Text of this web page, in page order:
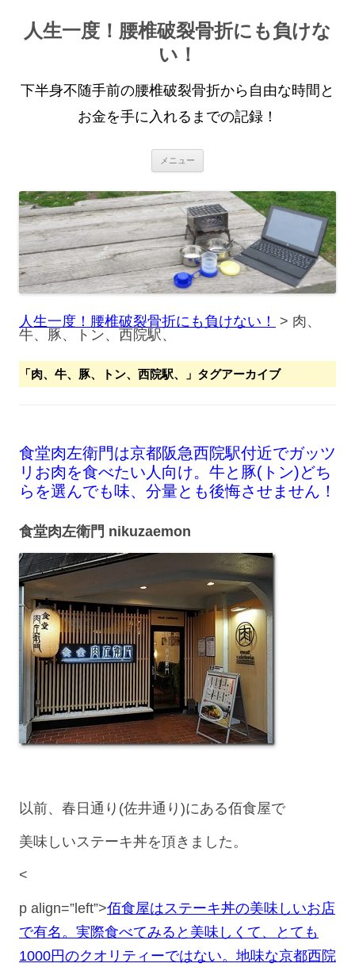
人生一度！腰椎破裂骨折にも負けな
い！
下半身不随手前の腰椎破裂骨折から自由な時間と
お金を手に入れるまでの記録！
メニュー
ン
ツ
へ
ス
キ
ッ
プ
人生一度！腰椎破裂骨折にも負けない！ > 肉、
牛、豚、トン、西院駅、
「肉、牛、豚、トン、西院駅、 」タグアーカイブ
食堂肉左衛門は京都阪急西院駅付近でガッツ
リお肉を食べたい人向け。牛と豚(トン)どち
らを選んでも味、分量とも後悔させません！
食堂肉左衛門 nikuzaemon
以前、春日通り(佐井通り)にある佰食屋で
美味しいステーキ丼を頂きました。
<
p align=”left”>佰食屋はステーキ丼の美味しいお店
で有名。実際食べてみると美味しくて、とても
1000円のクオリティーではない。地味な京都西院